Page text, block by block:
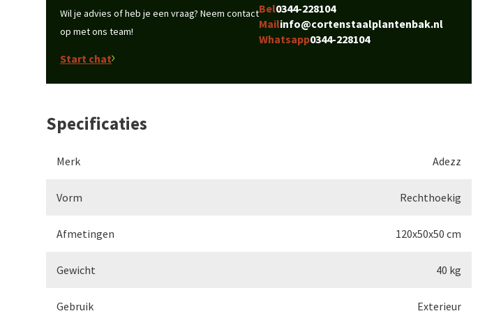
Wil je advies of heb je een vraag? Neem contact
op met ons team!
Start chat
Bel0344-228104
Mailinfo@cortenstaalplantenbak.nl
Whatsapp0344-228104
Specificaties
Merk Adezz
Vorm Rechthoekig
Afmetingen 120x50x50 cm
Gewicht 40 kg
Gebruik Exterieur